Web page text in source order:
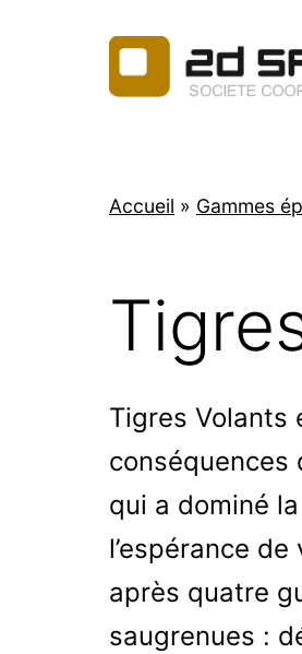
Accueil » Gammes
Tigres Volants
conséquences
qui a dominé
l’espérance
après quatre
saugrenues :